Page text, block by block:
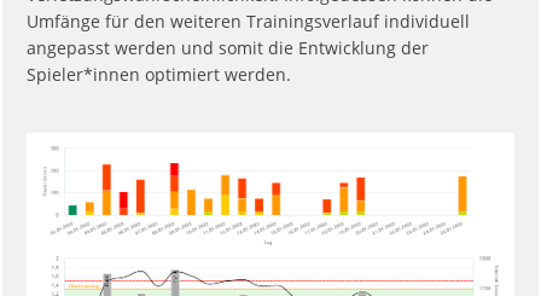
Umfänge für den weiteren Trainingsverlauf individuell
angepasst werden und somit die Entwicklung der
Spieler*innen optimiert werden.